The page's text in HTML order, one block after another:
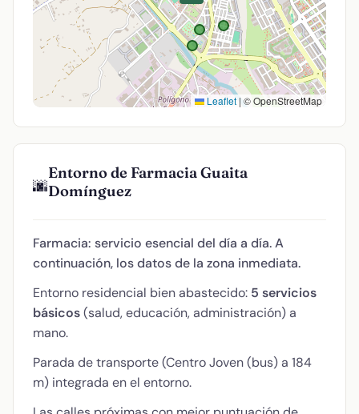
Leaflet | © OpenStreetMap
🌆
Entorno de Farmacia Guaita
Domínguez
Farmacia: servicio esencial del día a día. A
continuación, los datos de la zona inmediata.
Entorno residencial bien abastecido: 5 servicios
básicos(salud, educación, administración) a
mano.
Parada de transporte (Centro Joven (bus) a 184
m) integrada en el entorno.